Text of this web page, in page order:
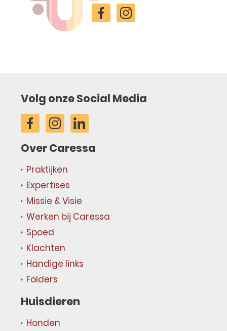
Volg onze Social Media
Over Caressa
Praktijken
Expertises
Missie & Visie
Werken bij Caressa
Spoed
Klachten
Handige links
Folders
Huisdieren
Honden